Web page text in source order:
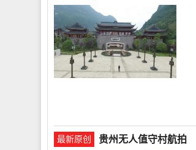
最新原创 贵州无人值守村航拍